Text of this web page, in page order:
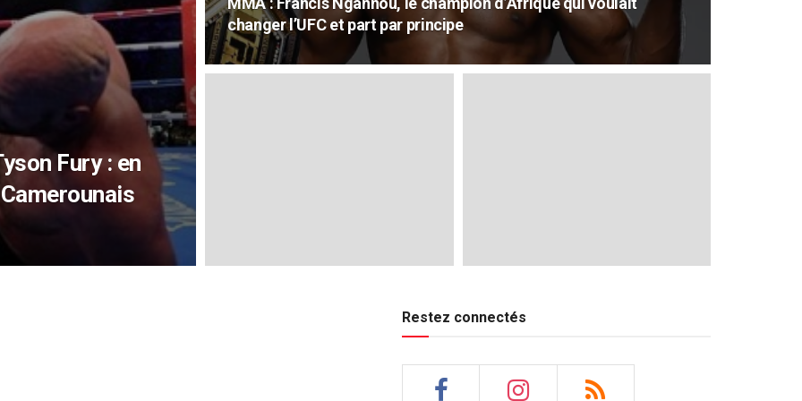
Fury : en
changer l’UFC et part par principe
Restez connectés